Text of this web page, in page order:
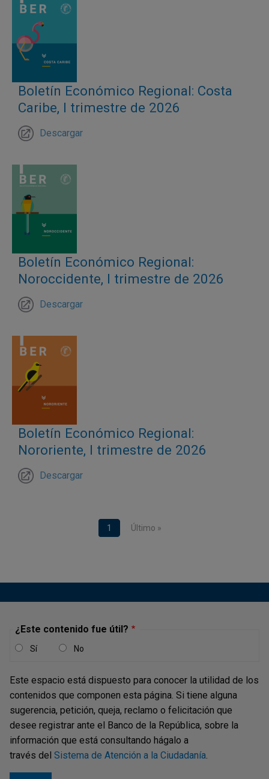
Boletín Económico Regional: Costa
Caribe, I trimestre de 2026
Descargar
Boletín Económico Regional:
Noroccidente, I trimestre de 2026
Descargar
Boletín Económico Regional:
Nororiente, I trimestre de 2026
Descargar
Página actual
1 Última página
Último »
¿Este contenido fue útil?
Sí No
Este espacio está dispuesto para conocer la utilidad de los
contenidos que componen esta página. Si tiene alguna
sugerencia, petición, queja, reclamo o felicitación que
desee registrar ante el Banco de la República, sobre la
información que está consultando hágalo a
través del Sistema de Atención a la Ciudadanía.